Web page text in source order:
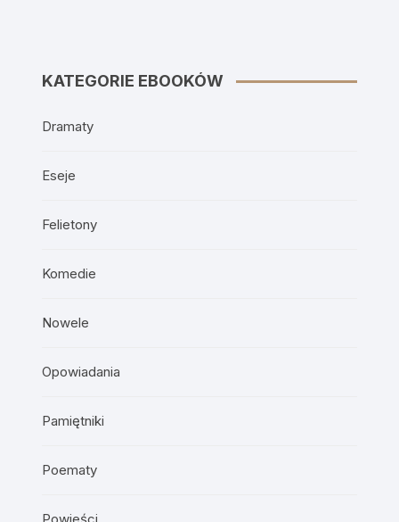
KATEGORIE EBOOKÓW
Dramaty
Eseje
Felietony
Komedie
Nowele
Opowiadania
Pamiętniki
Poematy
Powieści